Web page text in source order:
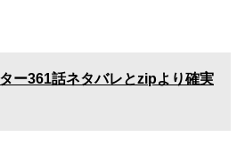
ー361話ネタバレとzipより確実